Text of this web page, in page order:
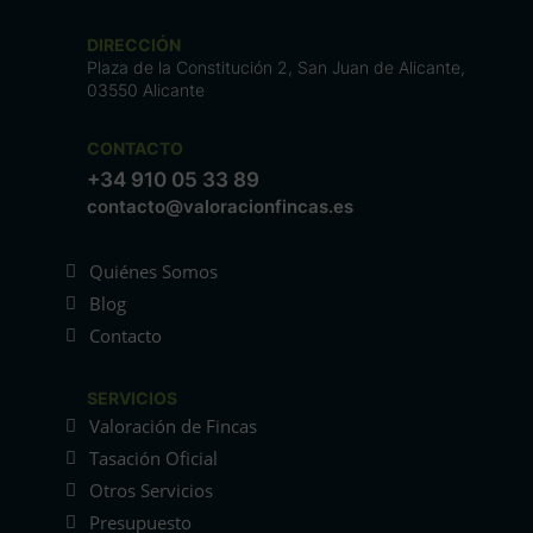
DIRECCIÓN
Plaza de la Constitución 2, San Juan de Alicante,
03550 Alicante
CONTACTO
+34 910 05 33 89
contacto@valoracionfincas.es
Quiénes Somos
Blog
Contacto
SERVICIOS
Valoración de Fincas
Tasación Oficial
Otros Servicios
Presupuesto